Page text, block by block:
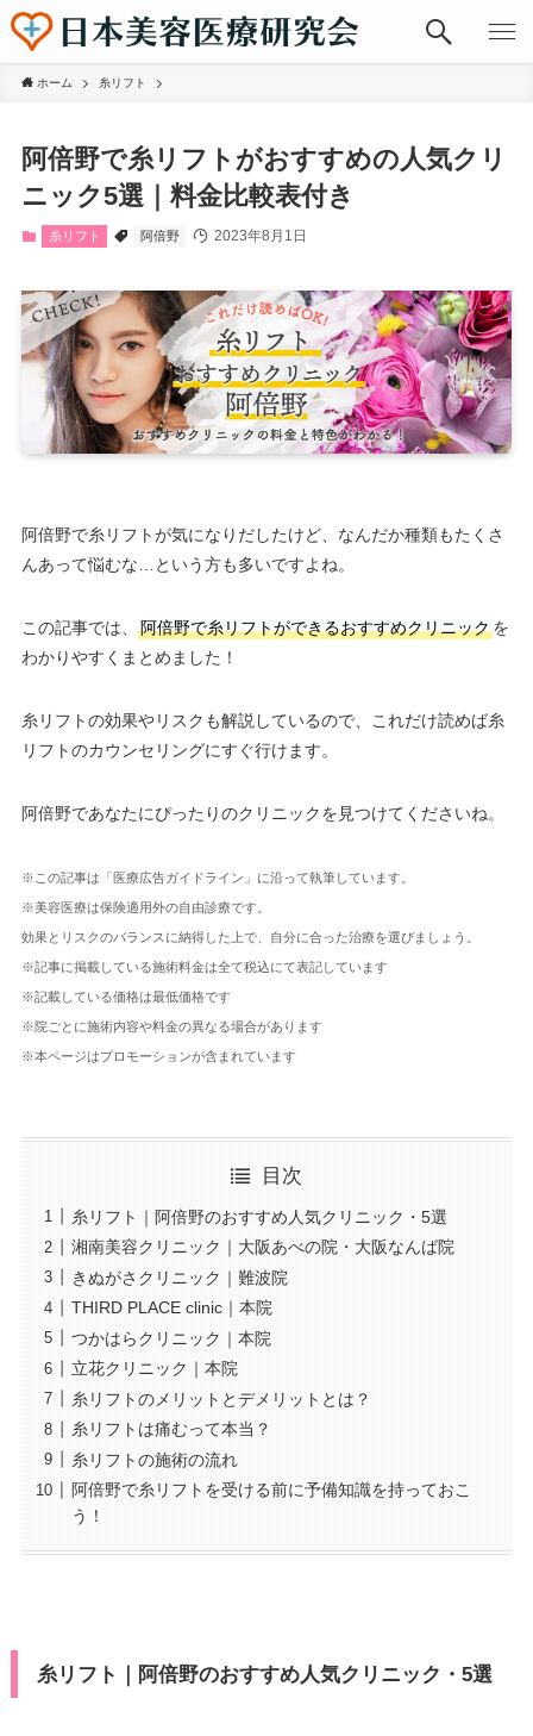
ホーム 糸リフト
阿倍野で糸リフトがおすすめの人気クリ
ニック5選｜料金比較表付き
糸リフト 阿倍野 2023年8月1日
阿倍野で糸リフトが気になりだしたけど、なんだか種類もたくさ
んあって悩むな…という方も多いですよね。
この記事では、 阿倍野で糸リフトができるおすすめクリニックを
わかりやすくまとめました！
糸リフトの効果やリスクも解説しているので、これだけ読めば糸
リフトのカウンセリングにすぐ行けます。
阿倍野であなたにぴったりのクリニックを見つけてくださいね。
※この記事は「医療広告ガイドライン」に沿って執筆しています。
※美容医療は保険適用外の自由診療です。
効果とリスクのバランスに納得した上で、自分に合った治療を選びましょう。
※記事に掲載している施術料金は全て税込にて表記しています
※記載している価格は最低価格です
※院ごとに施術内容や料金の異なる場合があります
※本ページはプロモーションが含まれています
目次
糸リフト｜阿倍野のおすすめ人気クリニック・5選
湘南美容クリニック｜大阪あべの院・大阪なんば院
きぬがさクリニック｜難波院
THIRD PLACE clinic｜本院
つかはらクリニック｜本院
立花クリニック｜本院
糸リフトのメリットとデメリットとは？
糸リフトは痛むって本当？
糸リフトの施術の流れ
阿倍野で糸リフトを受ける前に予備知識を持っておこ
う！
糸リフト｜阿倍野のおすすめ人気クリニック・5選